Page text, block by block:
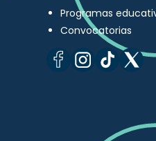
Programas
Convocatorias